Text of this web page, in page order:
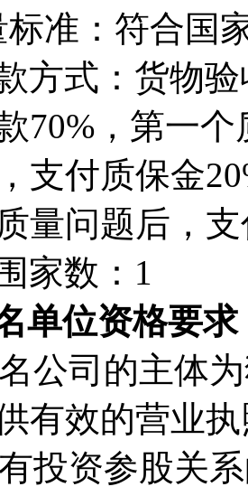
标准：符合国
方式：货物
70%，第一
支付质保金
量问题后，
家数：1
单位资格要求
公司的主体
有效的营业
投资参股关